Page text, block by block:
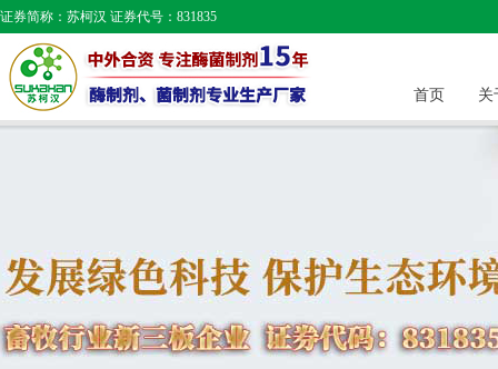
证券简称：苏柯汉 证券代号：831835
首页 关